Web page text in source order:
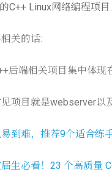
C++ Linux网络编程项目.
关的话:
后端相关项目集中体现
项目就是webserver以
到难，推荐9个适合练
生必看！23 个高质量